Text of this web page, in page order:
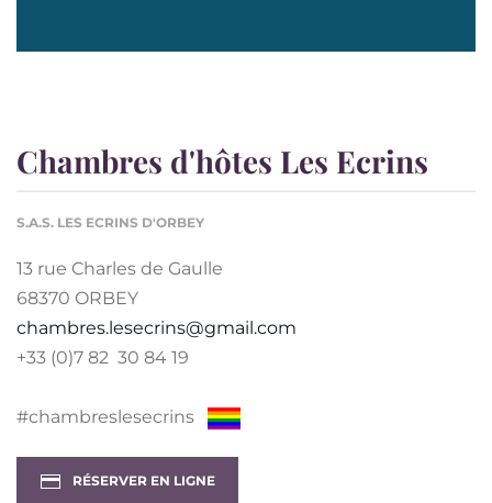
Chambres d'hôtes Les Ecrins
S.A.S. LES ECRINS D'ORBEY
13 rue Charles de Gaulle
68370 ORBEY
chambres.lesecrins@gmail.com
+33 (0)7 82 30 84 19
#chambreslesecrins
RÉSERVER EN LIGNE